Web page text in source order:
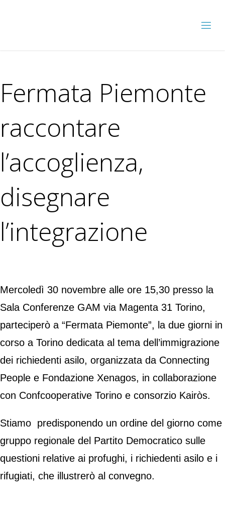
Fermata Piemonte
raccontare
l’accoglienza,
disegnare
l’integrazione
Mercoledì 30 novembre alle ore 15,30 presso la
Sala Conferenze GAM via Magenta 31 Torino,
parteciperò a “Fermata Piemonte”, la due giorni in
corso a Torino dedicata al tema dell’immigrazione
dei richiedenti asilo, organizzata da Connecting
People e Fondazione Xenagos, in collaborazione
con Confcooperative Torino e consorzio Kairòs.
Stiamo predisponendo un ordine del giorno come
gruppo regionale del Partito Democratico sulle
questioni relative ai profughi, i richiedenti asilo e i
rifugiati, che illustrerò al convegno.